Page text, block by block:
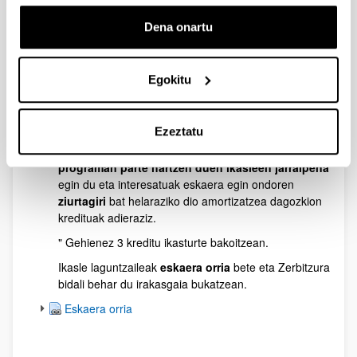
Dena onartu
Egokitu
Ezeztatu
5b) "Ezgaitasunak dituzten ikasleei lagun egiteko
Enplegagarritasunaren Errektoreordetzak kudeatu
edo babestutako antzeko programetan parte hartzea.
Errektoreordetzak, Ezgaitasunak dituzten
Pertsonentzako Zerbitzuaren bidez,laguntza
programan parte hartzen duen ikasleen jarraipena
egin du eta interesatuak eskaera egin ondoren
ziurtagiri bat helaraziko dio amortizatzea dagozkion
kredituak adieraziz.
" Gehienez 3 kreditu ikasturte bakoitzean.
Ikasle laguntzaileak eskaera orria bete eta Zerbitzura
bidali behar du irakasgaia bukatzean.
Eskaera orria